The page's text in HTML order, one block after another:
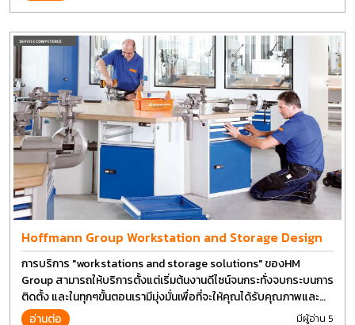
Hoffmann Group Workstation and Storage Design
การบริการ "workstations and storage solutions" ของHM
Group สามารถให้บริการตั้งแต่เริ่มต้นงานดีไซน์จนกระทั่งจบกระบนการ
ติดตั้ง และในทุกๆขั้นตอนเรามีมุ่งมั่นเพื่อที่จะให้คุณได้รับคุณภาพและ
การที่งานที่ดีที่สุด บนต้นทุนที่ดีที่สุดเช่นกัน
อ่านต่อ มีผู้อ่าน 5